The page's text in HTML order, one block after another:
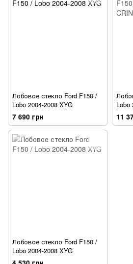
Лобовое стекло Ford F150 /
Lobo 2004-2008 XYG
7 690 грн
Lobo
11
Лобовое стекло Ford F150 /
Lobo 2004-2008 XYG